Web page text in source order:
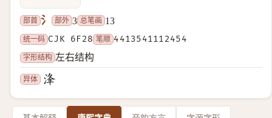
部首 氵 部外 3 总笔画 13
统一码 CJK 6F28 笔顺 4413541112454
字形结构 左右结构
异体